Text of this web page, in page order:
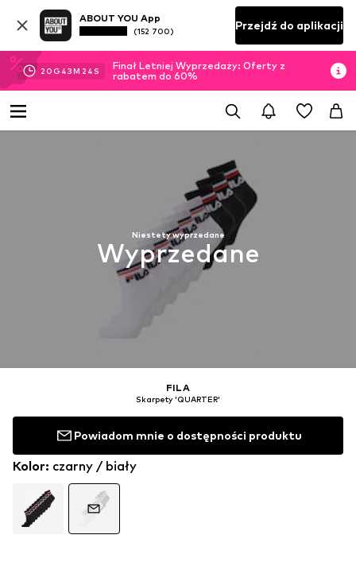
ABOUT YOU App
(152 700) Przejdź do aplikacji
20 G 43M 24 S
Finał Letniej Wyprzedaży: Oferty z
rabatem do 60%
Niestety wyprzedane
Wyprzedane
FILA
Skarpety 'QUARTER'
Powiadom mnie o dostępności produktu
Kolor: czarny / biały